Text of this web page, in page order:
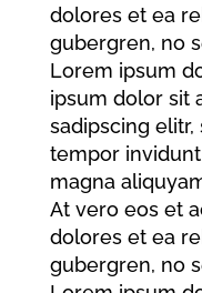
dolores et ea
gubergren, no
Lorem ipsum
ipsum dolor sit
sadipscing
tempor
magna
At vero eos et
dolores et ea
gubergren, no